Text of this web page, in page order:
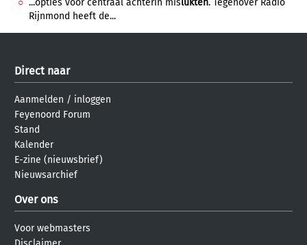
...opties voor centraal achterin mislukten. Tegenover Radio
Rijnmond heeft de...
Direct naar
Aanmelden / inloggen
Feyenoord Forum
Stand
Kalender
E-zine (nieuwsbrief)
Nieuwsarchief
Over ons
Voor webmasters